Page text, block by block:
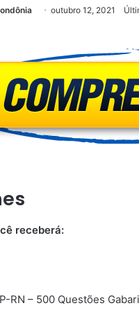
outubro 12, 2021
receberá:
RN – 500 Questões